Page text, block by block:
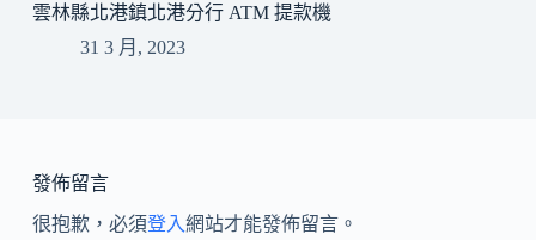
雲林縣北港鎮北港分行 ATM 提款機
31 3 月, 2023
發佈留言
很抱歉，必須登入網站才能發佈留言。